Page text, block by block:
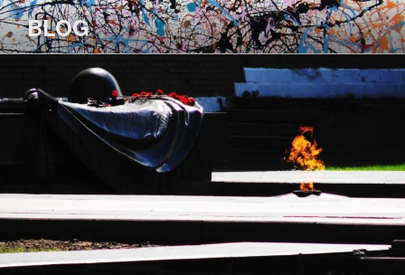
Перейти
к
содержимому
BLOG